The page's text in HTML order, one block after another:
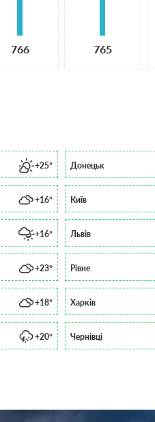
766 765
+25° Донецьк
+16° Київ
+16° Львів
+23° Рівне
+18° Харків
+20° Чернівці